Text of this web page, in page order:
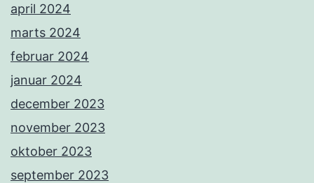
april 2024
marts 2024
februar 2024
januar 2024
december 2023
november 2023
oktober 2023
september 2023